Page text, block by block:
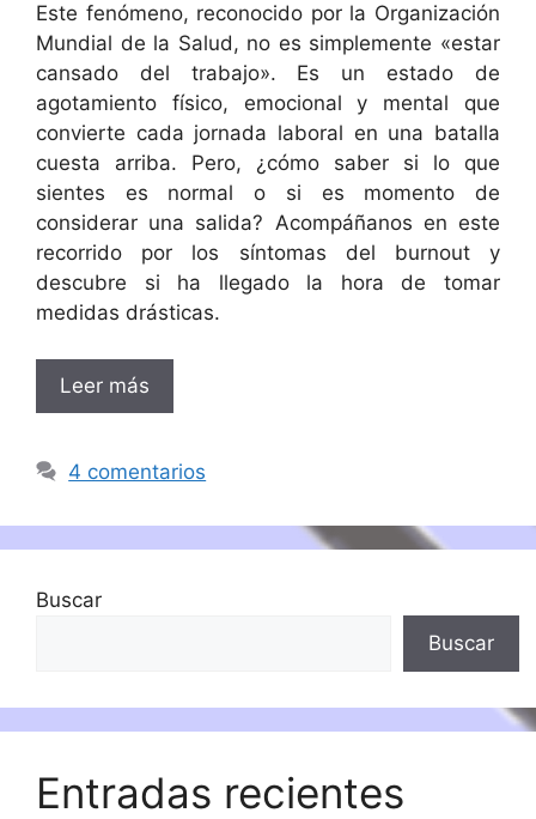
Este fenómeno, reconocido por la Organización
Mundial de la Salud, no es simplemente «estar
cansado del trabajo». Es un estado de
agotamiento físico, emocional y mental que
convierte cada jornada laboral en una batalla
cuesta arriba. Pero, ¿cómo saber si lo que
sientes es normal o si es momento de
considerar una salida? Acompáñanos en este
recorrido por los síntomas del burnout y
descubre si ha llegado la hora de tomar
medidas drásticas.
Leer más
4 comentarios
Buscar
Buscar
Entradas recientes